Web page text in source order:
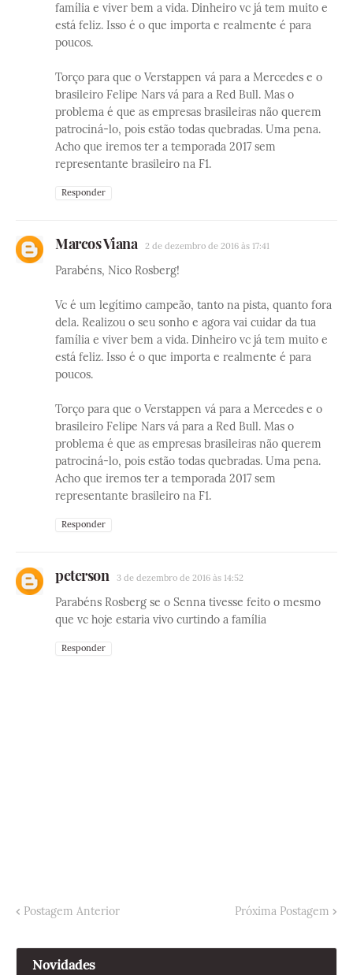
família e viver bem a vida. Dinheiro vc já tem muito e
está feliz. Isso é o que importa e realmente é para
poucos.
Torço para que o Verstappen vá para a Mercedes e o
brasileiro Felipe Nars vá para a Red Bull. Mas o
problema é que as empresas brasileiras não querem
patrociná-lo, pois estão todas quebradas. Uma pena.
Acho que iremos ter a temporada 2017 sem
representante brasileiro na F1.
Responder
Marcos Viana 2 de dezembro de 2016 às 17:41
Parabéns, Nico Rosberg!
Vc é um legítimo campeão, tanto na pista, quanto fora
dela. Realizou o seu sonho e agora vai cuidar da tua
família e viver bem a vida. Dinheiro vc já tem muito e
está feliz. Isso é o que importa e realmente é para
poucos.
Torço para que o Verstappen vá para a Mercedes e o
brasileiro Felipe Nars vá para a Red Bull. Mas o
problema é que as empresas brasileiras não querem
patrociná-lo, pois estão todas quebradas. Uma pena.
Acho que iremos ter a temporada 2017 sem
representante brasileiro na F1.
Responder
peterson 3 de dezembro de 2016 às 14:52
Parabéns Rosberg se o Senna tivesse feito o mesmo
que vc hoje estaria vivo curtindo a família
Responder
Postagem Anterior Próxima Postagem
Novidades